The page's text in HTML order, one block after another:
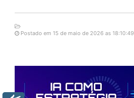
Postado em 15 de maio de 2026 as 18:10:49